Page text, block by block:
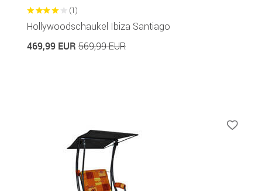
(1)
Hollywoodschaukel Ibiza Santiago
469,99 EUR 569,99 EUR